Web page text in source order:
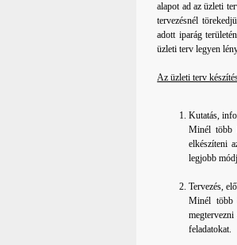
alapot ad az üzleti
tervezésnél
adott iparág
üzleti terv legyen
Az üzleti terv
Kutatás,
Minél több
elkészíteni
legjobb
Tervezés,
Minél több
feladatokat.